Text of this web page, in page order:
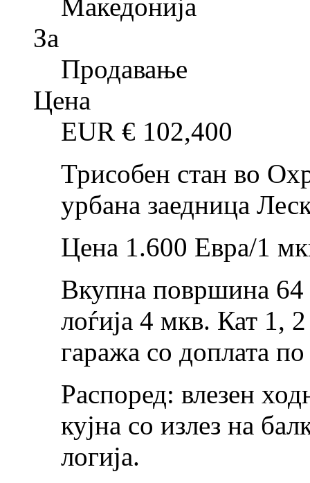
Македонија
За
Продавање
Цена
EUR € 102,400
Трисобен стан во
урбана заедница
Цена 1.600 Евра/1
Вкупна површина 64
лоѓија 4 мкв. Кат 1,
гаража со доплата
Распоред: влезен
кујна со излез на
логија.